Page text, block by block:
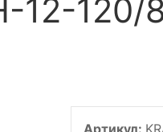
12-120/
Артикул: